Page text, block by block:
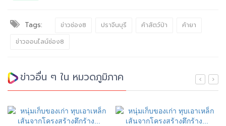
Tags: ข่าวช่อง8 ปราจีนบุรี ค้าสัตว์ป่า
ค้ายา
ข่าวออนไลน์ช่อง8
ข่าวอื่น ๆ ใน หมวดภูมิภาค